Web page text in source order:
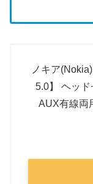
ノキア
5.0】 ヘッ
AUX有線両